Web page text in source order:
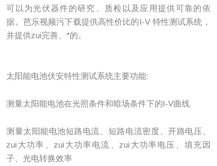
可以为光伏器件的研究、质检以及应用提供可靠的依
据。芭乐视频污下载提供高性价比的I-V 特性测试系统，
并提供zui完善、*的。
太阳能电池伏安特性测试系统主要功能:
测量太阳能电池在光照条件和暗场条件下的I-V曲线
测量太阳能电池短路电流、短路电流密度、开路电压、
zui大功率、zui大功率电流、zui大功率电压、填充因
子、光电转换效率